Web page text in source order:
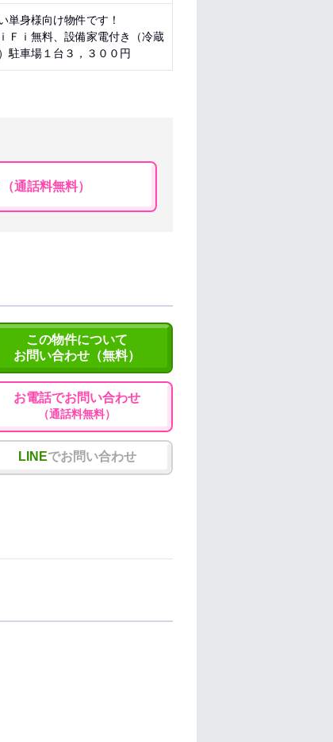
単身様向け物件です！
Ｆｉ無料、設備家電付き（冷蔵
駐車場１台３，３００円
通話料無料）
この物件について
お問い合わせ（無料）
お電話でお問い合わせ
（通話料無料）
LINEでお問い合わせ